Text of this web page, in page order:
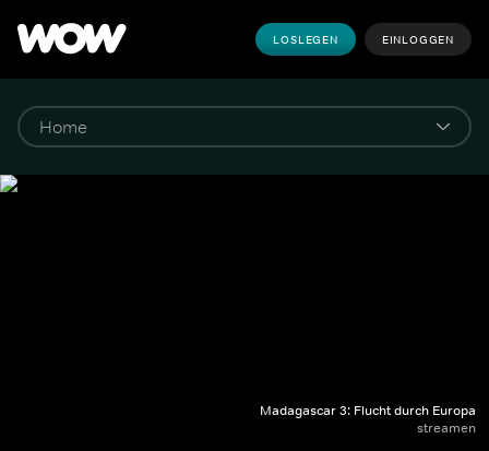
LOSLEGEN EINLOGGEN
Madagascar 3: Flucht durch Europa
streamen